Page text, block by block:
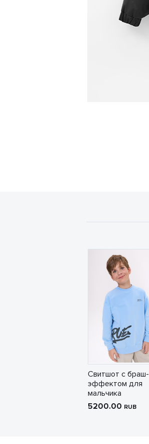
Свитшот с браш-
эффектом для
мальчика
5200.00 RUB